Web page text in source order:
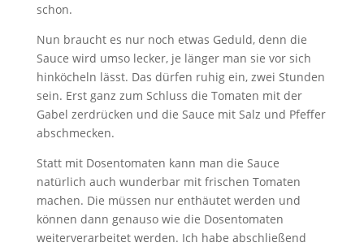
schon.
Nun braucht es nur noch etwas Geduld, denn die
Sauce wird umso lecker, je länger man sie vor sich
hinköcheln lässt. Das dürfen ruhig ein, zwei Stunden
sein. Erst ganz zum Schluss die Tomaten mit der
Gabel zerdrücken und die Sauce mit Salz und Pfeffer
abschmecken.
Statt mit Dosentomaten kann man die Sauce
natürlich auch wunderbar mit frischen Tomaten
machen. Die müssen nur enthäutet werden und
können dann genauso wie die Dosentomaten
weiterverarbeitet werden. Ich habe abschließend